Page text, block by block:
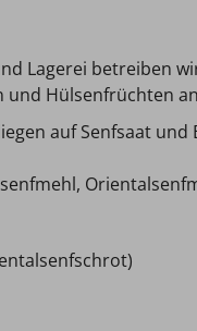
Lagerei betreiben
und Hülsenfrüchten
auf Senfsaat